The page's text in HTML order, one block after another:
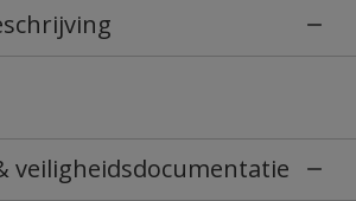
veiligheidsdocumentatie